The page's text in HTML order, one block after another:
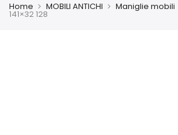
Home MOBILI ANTICHI Maniglie mobili
141×32 128